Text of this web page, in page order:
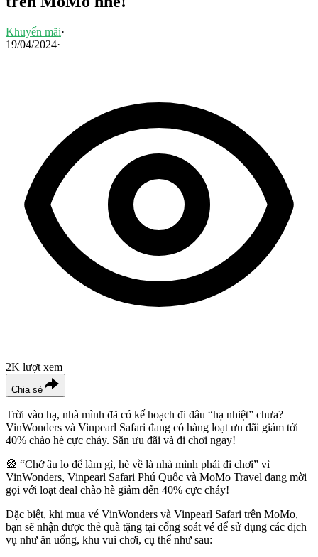
Khuyến mãi·
19/04/2024·
2K lượt xem
Chia sẻ
Trời vào hạ, nhà mình đã có kế hoạch đi đâu “hạ nhiệt” chưa?
VinWonders và Vinpearl Safari đang có hàng loạt ưu đãi giảm tới
40% chào hè cực cháy. Săn ưu đãi và đi chơi ngay!
🎡 “Chớ âu lo để làm gì, hè về là nhà mình phải đi chơi” vì
VinWonders, Vinpearl Safari Phú Quốc và MoMo Travel đang mời
gọi với loạt deal chào hè giảm đến 40% cực cháy!
Đặc biệt, khi mua vé VinWonders và Vinpearl Safari trên MoMo,
bạn sẽ nhận được thẻ quà tặng tại cổng soát vé để sử dụng các dịch
vụ như ăn uống, khu vui chơi, cụ thể như sau: